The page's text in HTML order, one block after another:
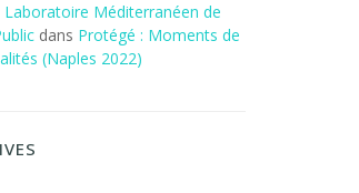
Laboratoire Méditerranéen de
dans Protégé : Moments de
(Naples 2022)